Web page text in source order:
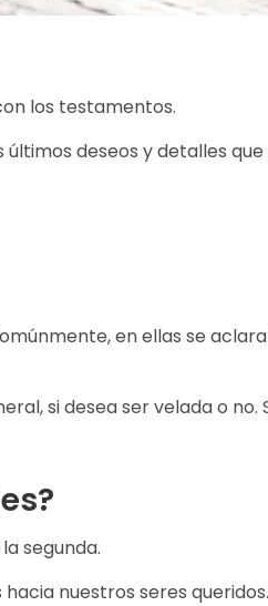
los testamentos.
deseos y detalles
en ellas se
si desea ser velada o no.
segunda.
nuestros seres